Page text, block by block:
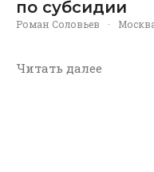
по субсидии
Роман Соловьев ·
Читать далее